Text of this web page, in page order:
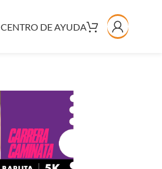
CENTRO DE AYUDA